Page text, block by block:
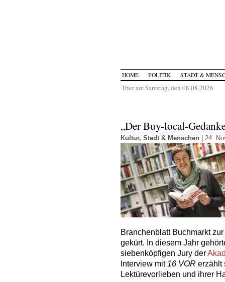
HOME POLITIK STADT &
Trier am Samstag, den 08.08.2026
„Der Buy-local-
Kultur, Stadt & Menschen | 24.
Branchenblatt Buchmarkt
gekürt. In diesem Jahr
siebenköpfigen Jury der
Interview mit 16 VOR erzählt
Lektürevorlieben und ihrer